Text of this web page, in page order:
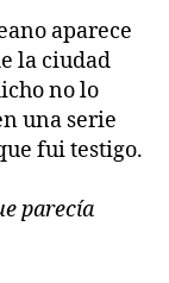
aparece
la ciudad
no lo
una serie
fui testigo.
parecía